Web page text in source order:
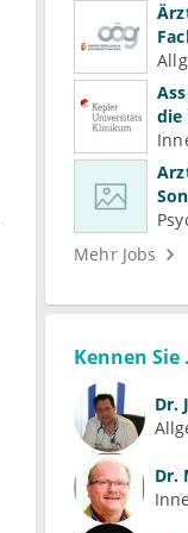
die
Mehr Jobs
Kennen Sie
Dr.
Dr.